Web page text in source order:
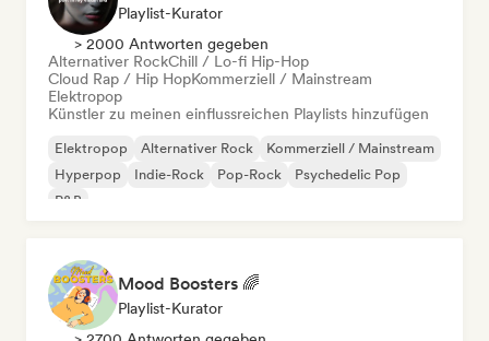
Playlist-Kurator
> 2000 Antworten gegeben
Alternativer RockChill / Lo-fi Hip-Hop
Cloud Rap / Hip HopKommerziell / Mainstream
Elektropop
Künstler zu meinen einflussreichen Playlists hinzufügen
Elektropop Alternativer Rock
Kommerziell / Mainstream
Hyperpop
Indie-Rock Pop-Rock
Psychedelic Pop
R&B
Mood Boosters 🌈
Playlist-Kurator